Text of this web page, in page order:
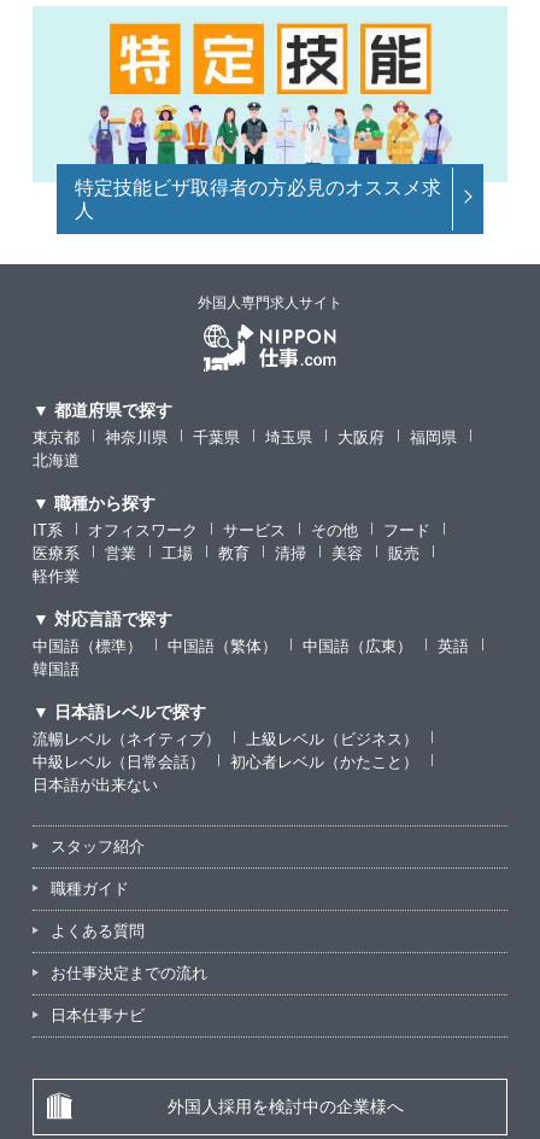
特定技能ビザ取得者の方必見のオススメ求
人
外国人専門求人サイト
▼ 都道府県で探す
東京都 神奈川県 千葉県 埼玉県 大阪府
福岡県
北海道
▼ 職種から探す
IT系 オフィスワーク サービス その他
フード
医療系
営業 工場 教育 清掃 美容
販売
軽作業
▼ 対応言語で探す
中国語（標準） 中国語（繁体） 中国語（広東）
英語
韓国語
▼ 日本語レベルで探す
流暢レベル（ネイティブ）
上級レベル（ビジネス）
中級レベル（日常会話）
初心者レベル（かたこと）
日本語が出来ない
スタッフ紹介
職種ガイド
よくある質問
お仕事決定までの流れ
日本仕事ナビ
外国人採用を検討中の企業様へ